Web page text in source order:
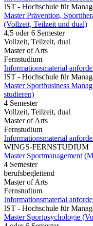
IST - Hochschule für
Master Prävention,
(Vollzeit, Teilzeit und dual)
4,5 oder 6 Semester
Vollzeit, Teilzeit, dual
Master of Arts
Fernstudium
Informationsmaterial
IST - Hochschule für
Master Sportbusiness
studieren)
4 Semester
Vollzeit, Teilzeit, dual
Master of Arts
Fernstudium
Informationsmaterial
WINGS-FERNSTUDIUM
Master Sportmanagement
4 Semester
berufsbegleitend
Master of Arts
Fernstudium
Informationsmaterial
IST - Hochschule für
Master Sportpsychologie